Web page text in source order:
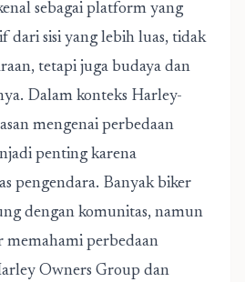
sebagai platform yang
dari sisi yang lebih luas, tidak
tetapi juga budaya dan
Dalam konteks Harley-
mengenai perbedaan
penting karena
pengendara. Banyak biker
dengan komunitas, namun
memahami perbedaan
Owners Group dan